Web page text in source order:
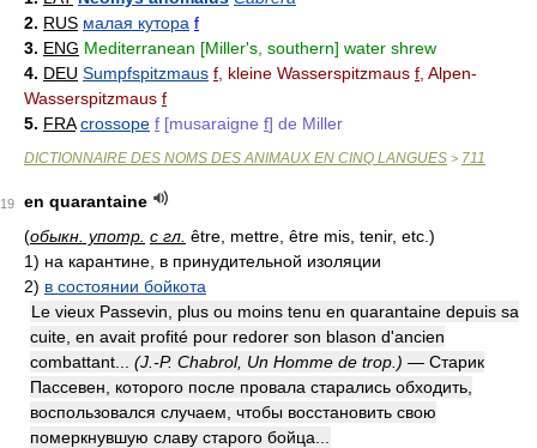
2. RUS малая кутора f
3. ENG Mediterranean [Miller's, southern] water shrew
4. DEU Sumpfspitzmaus f , kleine Wasserspitzmaus f , Alpen-
Wasserspitzmaus f
5. FRA crossope f [musaraigne f] de Miller
DICTIONNAIRE DES NOMS DES ANIMAUX EN CINQ LANGUES > 711
19
en quarantaine
(обыкн. употр. с гл. être, mettre, être mis, tenir, etc.)
1) на карантине, в принудительной изоляции
2) в состоянии бойкота
Le vieux Passevin, plus ou moins tenu en quarantaine depuis sa
cuite, en avait profité pour redorer son blason d'ancien
combattant... (J.-P. Chabrol, Un Homme de trop.) — Старик
Пассевен, которого после провала старались обходить,
воспользовался случаем, чтобы восстановить свою
померкнувшую славу старого бойца...